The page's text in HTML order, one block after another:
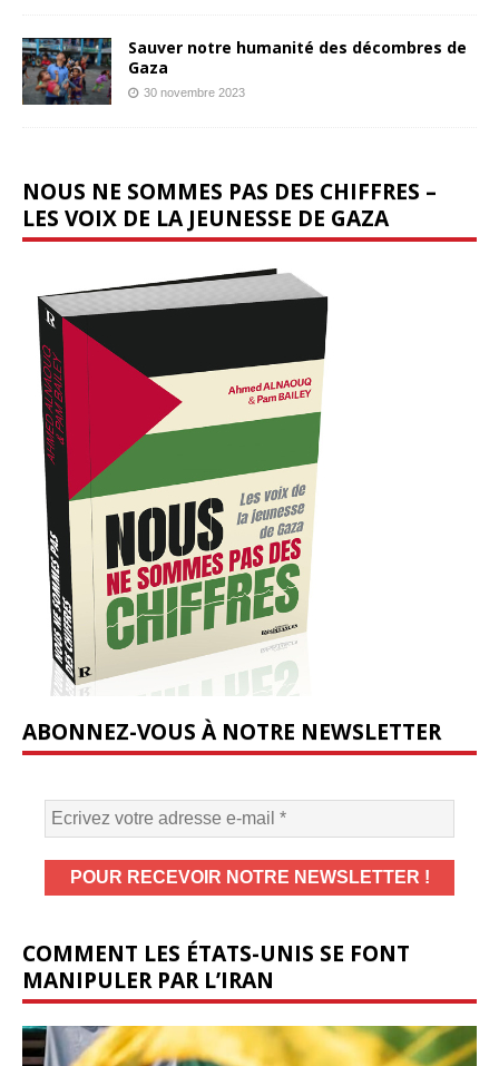
Sauver notre humanité des décombres de
Gaza
30 novembre 2023
NOUS NE SOMMES PAS DES CHIFFRES –
LES VOIX DE LA JEUNESSE DE GAZA
ABONNEZ-VOUS À NOTRE NEWSLETTER
COMMENT LES ÉTATS-UNIS SE FONT
MANIPULER PAR L’IRAN